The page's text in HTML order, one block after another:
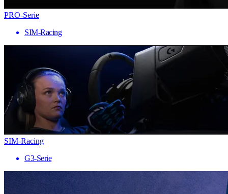
PRO-Serie
SIM-Racing
SIM-Racing
G3-Serie